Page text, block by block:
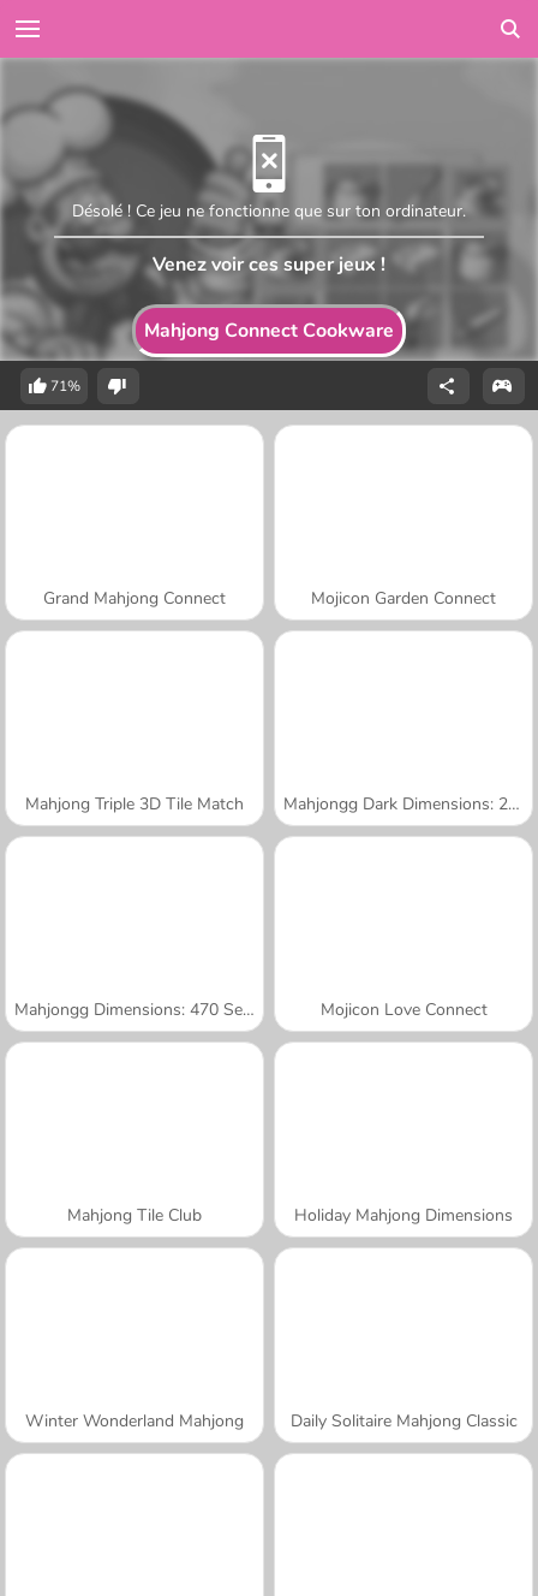
Mahjong Connect Cookware
Désolé ! Ce jeu ne fonctionne que sur ton ordinateur.
Venez voir ces super jeux !
71%
Grand Mahjong Connect Mojicon Garden Connect
Mahjong Triple 3D Tile Match Mahjongg Dark Dimensions: 210 Seconds
Mahjongg Dimensions: 470 Seconds Mojicon Love Connect
Mahjong Tile Club Holiday Mahjong Dimensions
Winter Wonderland Mahjong Daily Solitaire Mahjong Classic